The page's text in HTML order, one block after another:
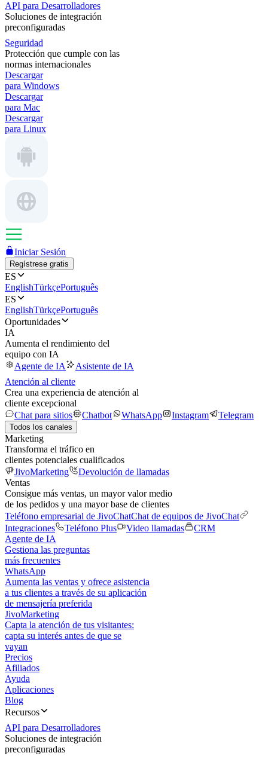
API para Desarrolladores
Soluciones de integración
preconfiguradas
Seguridad
Protección que cumple con las
normas internacionales
Descargar
para Windows
Descargar
para Mac
Descargar
para Linux
Iniciar Sesión
Regístrese gratis
ES
EnglishTürkçePortuguês
ES
EnglishTürkçePortuguês
Oportunidades
IA
Aumenta el rendimiento del
equipo con IA
Agente de IA
Asistente de IA
Atención al cliente
Crea una experiencia de atención al
cliente excepcional
Chat para sitios
Chatbot WhatsApp Instagram Telegram
Todos los canales
Marketing
Transforma el tráfico en
clientes potenciales cualificados
JivoMarketing
Devolución de llamadas
Ventas
Consigue más ventas, un mayor valor medio
de los pedidos y una mayor base de clientes
Teléfono empresarial de JivoChatChat de equipos de JivoChat
Integraciones
Teléfono Plus Video llamadas
CRM
Agente de IA
Gestiona las preguntas
más frecuentes
WhatsApp
Aumenta las ventas y ofrece asistencia
a tus clientes a través de su aplicación
de mensajería preferida
JivoMarketing
Capta la atención de tus visitantes:
capta su interés antes de que se
vayan
Precios
Afiliados
Ayuda
Aplicaciones
Blog
Recursos
API para Desarrolladores
Soluciones de integración
preconfiguradas